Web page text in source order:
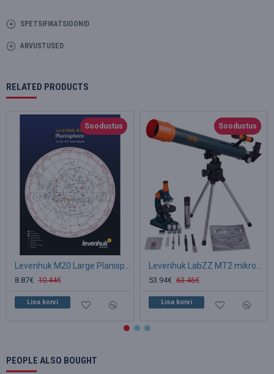
SPETSIFIKATSIOONID
ARVUSTUSED
RELATED PRODUCTS
Soodustus
8.87€ 10.44€
Lisa korvi
Soodustus
53.94€ 63.46€
Lisa korvi
PEOPLE ALSO BOUGHT